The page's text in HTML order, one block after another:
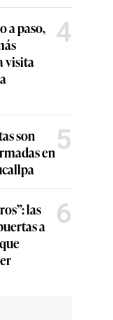
a paso,
visita
4
son
en5
las
a
6